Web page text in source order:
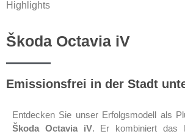
Highlights
Škoda Octavia iV
Emissionsfrei in der Stadt
Entdecken Sie unser Erfolgsmodell als
Škoda Octavia iV. Er kombiniert das